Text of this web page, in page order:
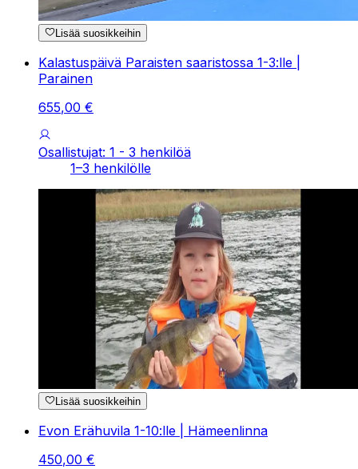
Lisää suosikkeihin
Kalastuspäivä Paraisten saaristossa 1-3:lle |
Parainen
655,00 €
Osallistujat: 1 - 3 henkilöä
1–3 henkilölle
Lisää suosikkeihin
Evon Erähuvila 1-10:lle | Hämeenlinna
450,00 €